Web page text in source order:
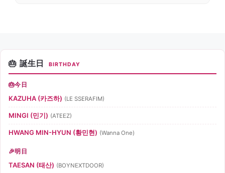
誕生日 BIRTHDAY
今日
KAZUHA (카즈하) (LE SSERAFIM)
MINGI (민기) (ATEEZ)
HWANG MIN-HYUN (황민현) (Wanna One)
明日
TAESAN (태산) (BOYNEXTDOOR)